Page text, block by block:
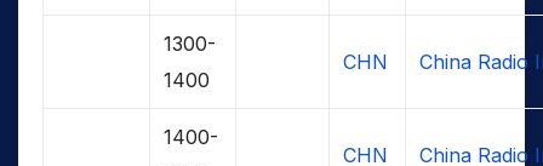
1300-
1400
CHN China Radio
1400-
CHN China Radio